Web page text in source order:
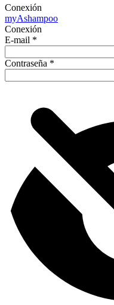
Conexión
myAshampoo
Conexión
E-mail *
Contraseña *